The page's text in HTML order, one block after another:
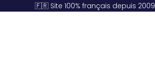
🇫🇷 Site 100% français depuis 2009